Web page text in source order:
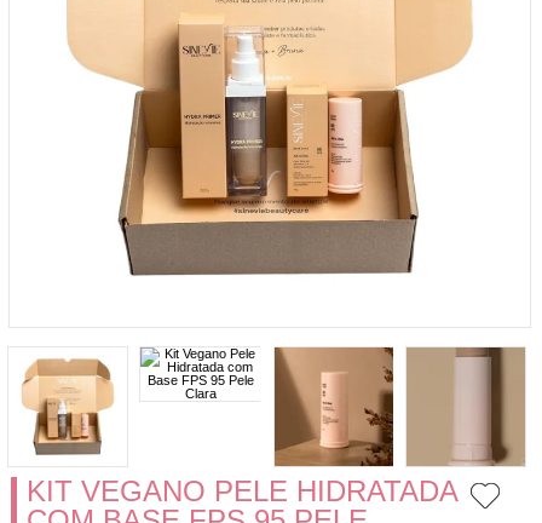
KIT VEGANO PELE HIDRATADA